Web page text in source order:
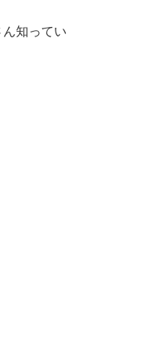
知ってい